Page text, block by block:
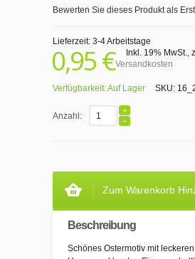
Bewerten Sie dieses Produkt als
Lieferzeit: 3-4 Arbeitstage
0,95 € Inkl. 19% MwSt.,
Versandkosten
Verfügbarkeit:Auf Lager SKU:
Anzahl:
Zum Warenkorb
Beschreibung
Schönes Ostermotiv mit